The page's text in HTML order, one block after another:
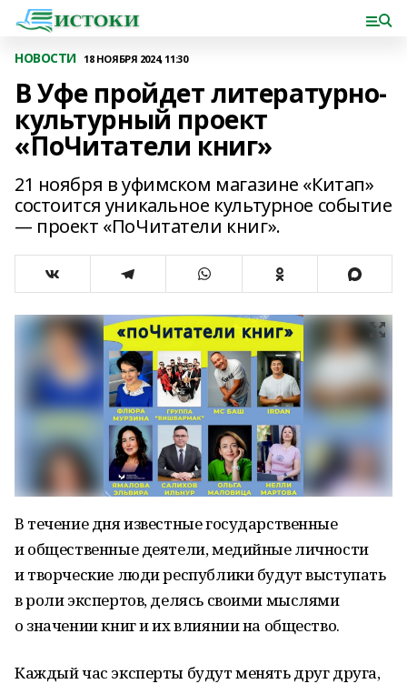
НОВОСТИ 18 НОЯБРЯ 2024, 11:30
В Уфе пройдет литературно-
культурный проект
«ПоЧитатели книг»
21 ноября в уфимском магазине «Китап»
состоится уникальное культурное событие
— проект «ПоЧитатели книг».
В течение дня известные государственные
и общественные деятели, медийные личности
и творческие люди республики будут выступать
в роли экспертов, делясь своими мыслями
о значении книг и их влиянии на общество.
Каждый час эксперты будут менять друг друга,